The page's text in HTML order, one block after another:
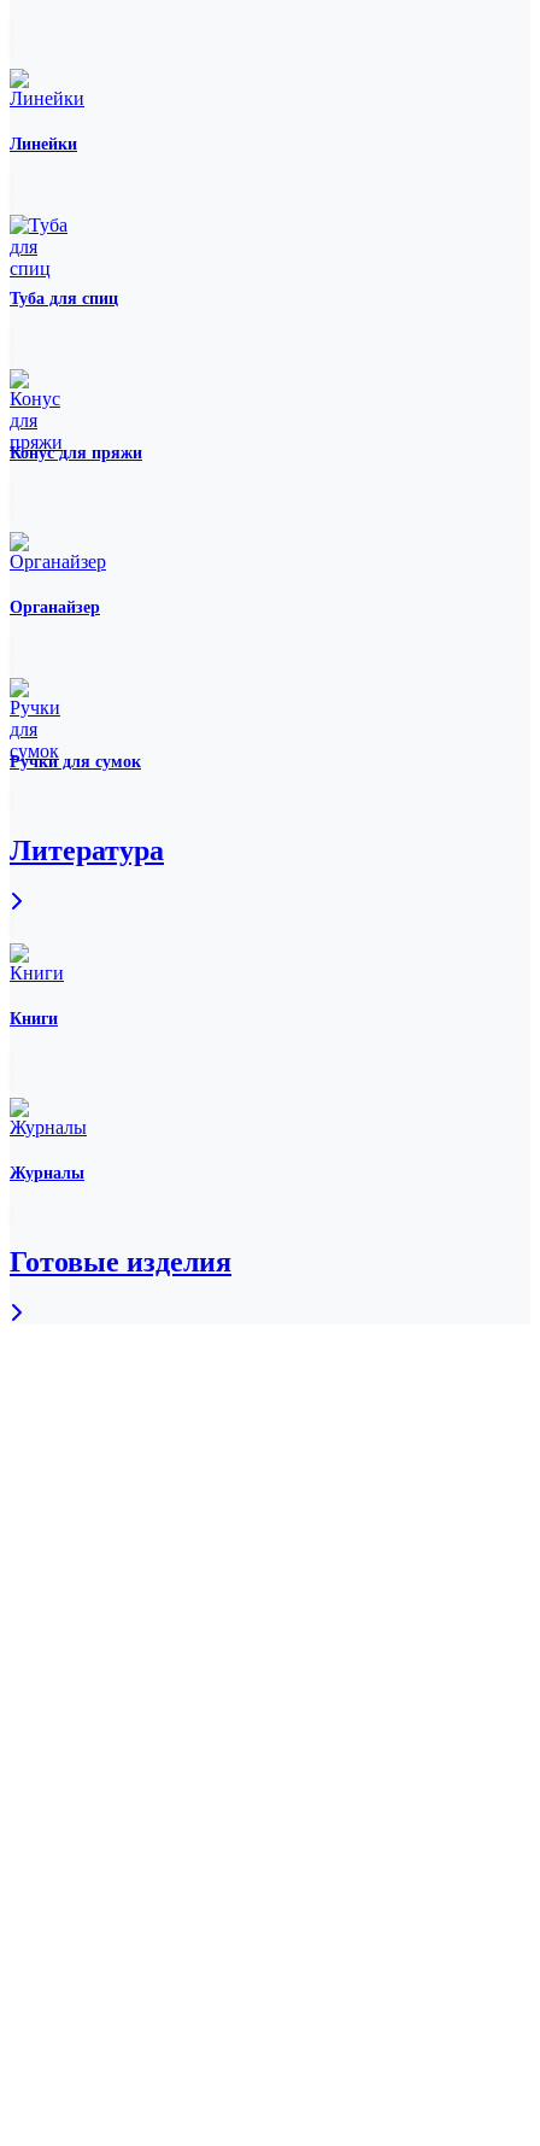
Линейки
Туба для спиц
Конус для пряжи
Органайзер
Ручки для сумок
Литература
Книги
Журналы
Готовые изделия